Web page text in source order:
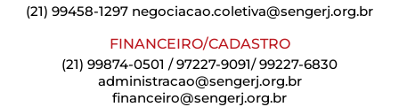
(21) 99458-1297 negociacao.coletiva@sengerj.org.br
FINANCEIRO/CADASTRO
(21) 99874-0501 / 97227-9091/ 99227-6830
administracao@sengerj.org.br
financeiro@sengerj.org.br